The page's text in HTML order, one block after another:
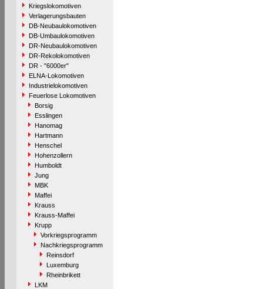
Kriegslokomotiven
Verlagerungsbauten
DB-Neubaulokomotiven
DB-Umbaulokomotiven
DR-Neubaulokomotiven
DR-Rekolokomotiven
DR - "6000er"
ELNA-Lokomotiven
Industrielokomotiven
Feuerlose Lokomotiven
Borsig
Esslingen
Hanomag
Hartmann
Henschel
Hohenzollern
Humboldt
Jung
MBK
Maffei
Krauss
Krauss-Maffei
Krupp
Vorkriegsprogramm
Nachkriegsprogramm
Reinsdorf
Luxemburg
Rheinbrikett
LKM